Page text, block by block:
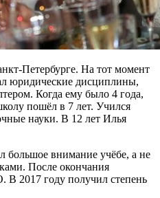
Петербурге. На тот момент
юридические дисциплины,
Когда ему было 4 года,
пошёл в 7 лет. Учился
науки. В 12 лет Илья
большое внимание учёбе, а не
После окончания
2017 году получил степень